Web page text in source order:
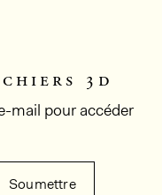
3d
mail pour accéder
Soumettre